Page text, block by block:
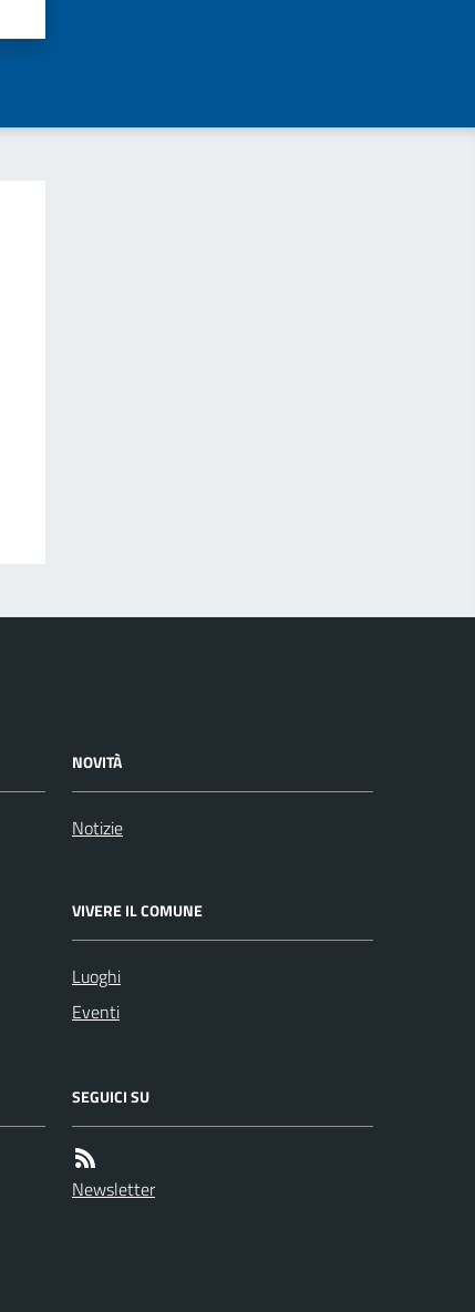
NOVITÀ
Notizie
VIVERE IL COMUNE
Luoghi
Eventi
SEGUICI SU
Newsletter